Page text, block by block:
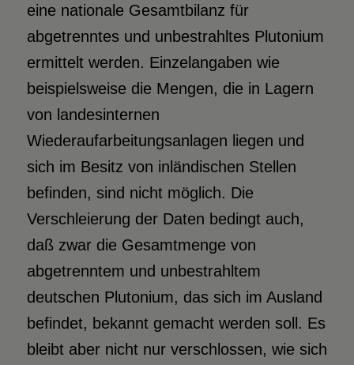
eine nationale Gesamtbilanz für
abgetrenntes und unbestrahltes Plutonium
ermittelt werden. Einzelangaben wie
beispielsweise die Mengen, die in Lagern
von landesinternen
Wiederaufarbeitungsanlagen liegen und
sich im Besitz von inländischen Stellen
befinden, sind nicht möglich. Die
Verschleierung der Daten bedingt auch,
daß zwar die Gesamtmenge von
abgetrenntem und unbestrahltem
deutschen Plutonium, das sich im Ausland
befindet, bekannt gemacht werden soll. Es
bleibt aber nicht nur verschlossen, wie sich